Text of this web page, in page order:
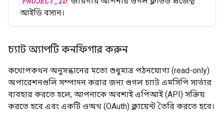
আইডি বসান।
চ্যাট অ্যাপটি কনফিগার করুন
কথোপকথন অনুসন্ধানের মতো শুধুমাত্র পঠনযোগ্য (read-only)
অপারেশনগুলি সম্পাদন করার জন্য গুগল চ্যাট এমসিপি সার্ভার
ব্যবহার করতে হলে, আপনাকে অবশ্যই এপিআই (API) সক্রিয়
করতে হবে এবং একটি ওঅথ (OAuth) ক্লায়েন্ট তৈরি করতে হবে।